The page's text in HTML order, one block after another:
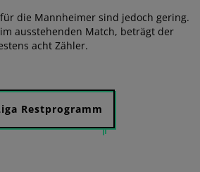
die Mannheimer sind jedoch gering.
ausstehenden Match, beträgt der
acht Zähler.
Restprogramm